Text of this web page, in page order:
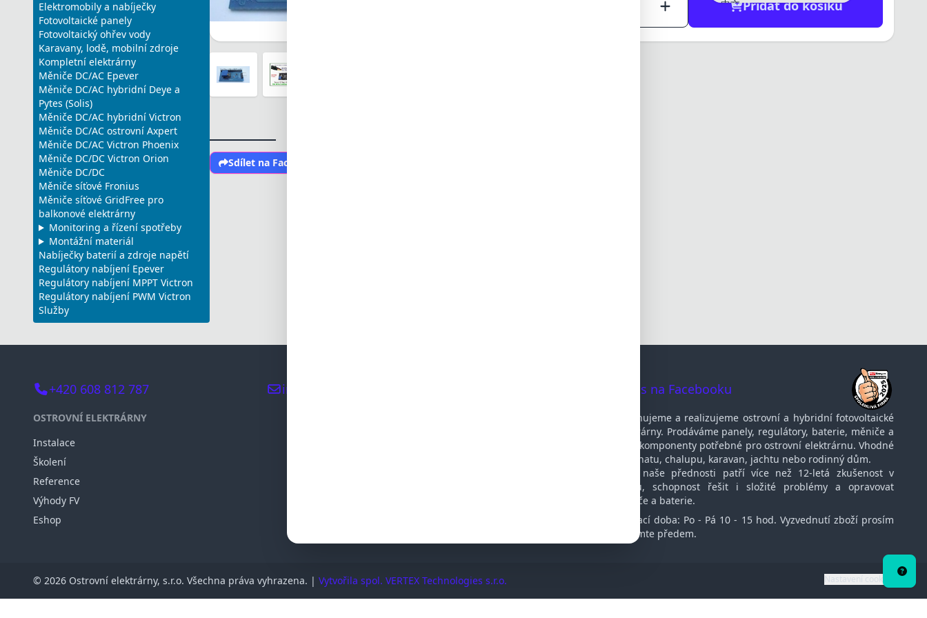
中文
한국어
العربية
Elektromobily a nabíječky
Fotovoltaické panely
Fotovoltaický ohřev vody
Karavany, lodě, mobilní zdroje
Kompletní elektrárny
Měniče DC/AC Epever
Měniče DC/AC hybridní Deye a
Pytes (Solis)
Měniče DC/AC hybridní Victron
Měniče DC/AC ostrovní Axpert
Měniče DC/AC Victron Phoenix
Měniče DC/DC Victron Orion
Měniče DC/DC
Měniče síťové Fronius
Měniče síťové GridFree pro
balkonové elektrárny
Monitoring a řízení spotřeby
Montážní materiál
Nabíječky baterií a zdroje napětí
Regulátory nabíjení Epever
Regulátory nabíjení MPPT Victron
Regulátory nabíjení PWM Victron
Služby
Přidat do košíku
Sdílet na Facebooku
+420 608 812 787 info@ostrovni-elektrarny.cz Sledujte nás na Facebooku
OSTROVNÍ ELEKTRÁRNY
Instalace
Školení
Reference
Výhody FV
Eshop
Navrhujeme a realizujeme ostrovní a hybridní fotovoltaické
elektrárny. Prodáváme panely, regulátory, baterie, měniče a
další komponenty potřebné pro ostrovní elektrárnu. Vhodné
pro chatu, chalupu, karavan, jachtu nebo rodinný dům.
Mezi naše přednosti patří více než 12-letá zkušenost v
oboru, schopnost řešit i složité problémy a opravovat
měniče a baterie.
Otvírací doba: Po - Pá 10 - 15 hod. Vyzvednutí zboží prosím
oznamte předem.
© 2026 Ostrovní elektrárny, s.r.o. Všechna práva vyhrazena. | Vytvořila spol. VERTEX Technologies s.r.o. Nastavení cookies